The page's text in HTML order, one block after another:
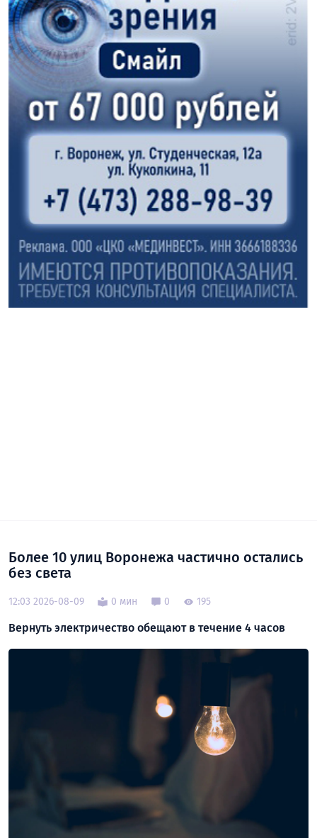
Более 10 улиц Воронежа частично остались
без света
12:03 2026-08-09 0 мин 0 195
Вернуть электричество обещают в течение 4 часов